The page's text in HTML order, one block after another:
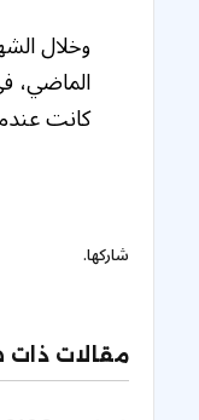
كانت
شاركها.
مقالات ذات